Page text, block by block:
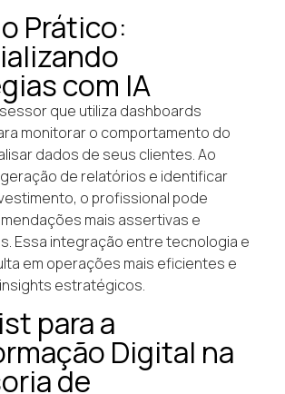
Prático:
com IA
que utiliza dashboards
monitorar o comportamento do
dados de seus clientes. Ao
de relatórios e identificar
o profissional pode
mais assertivas e
Essa integração entre tecnologia e
em operações mais eficientes e
estratégicos.
para a
Digital na
de